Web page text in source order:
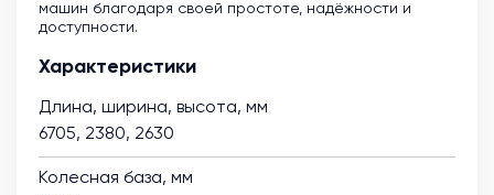
машин благодаря своей простоте, надёжности и
доступности.
Характеристики
Длина, ширина, высота, мм
6705, 2380, 2630
Колесная база, мм